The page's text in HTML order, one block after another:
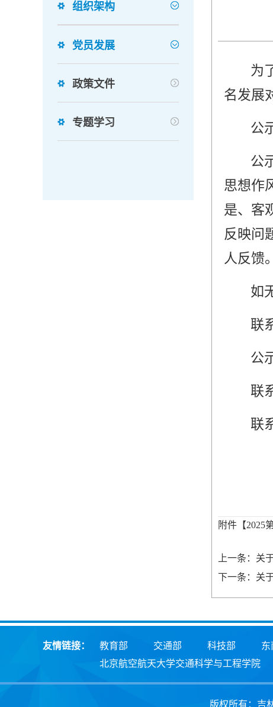
组织架构
党员发展
政策文件
专题学习
为
名发展
公
公
思想作
是、客
反映问
人反馈。
如
联
公
联
联
附件【2025
上一条：关
下一条：关
友情链接： 教育部 交通部 科技部 东
北京航空航天大学交通科学与工程学院
版权所有：吉